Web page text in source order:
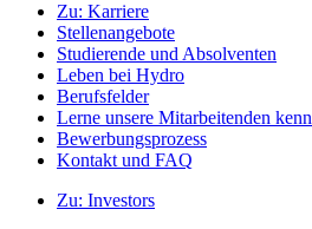
Zu: Karriere
Stellenangebote
Studierende und Absolventen
Leben bei Hydro
Berufsfelder
Lerne unsere Mitarbeitenden
Bewerbungsprozess
Kontakt und FAQ
Zu: Investors